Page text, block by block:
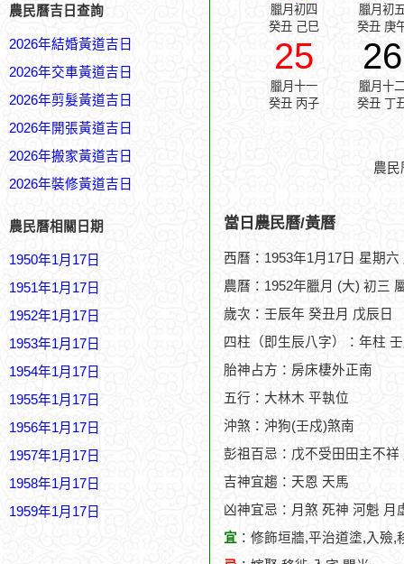
農民曆吉日查詢
2026年結婚黃道吉日
2026年交車黃道吉日
2026年剪髮黃道吉日
2026年開張黃道吉日
2026年搬家黃道吉日
2026年裝修黃道吉日
農民曆相關日期
1950年1月17日
1951年1月17日
1952年1月17日
1953年1月17日
1954年1月17日
1955年1月17日
1956年1月17日
1957年1月17日
1958年1月17日
1959年1月17日
臘月初四
癸丑 己巳
臘月初
癸丑 庚
25
臘月十一
癸丑 丙子
26
臘月十
癸丑 丁
農
當日農民曆/黃曆
西曆：1953年1月17日 星期六
農曆：1952年臘月 (大) 初三
歲次：壬辰年 癸丑月 戊辰日
四柱（即生辰八字）：年柱
胎神占方：房床棲外正南
五行：大林木 平執位
沖煞：沖狗(壬戍)煞南
彭祖百忌：戊不受田田主不
吉神宜趨：天恩 天馬
凶神宜忌：月煞 死神 河魁 月
宜 ：修飾垣牆,平治道塗,入殮,